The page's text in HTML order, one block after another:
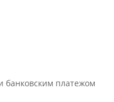
банковским платежом